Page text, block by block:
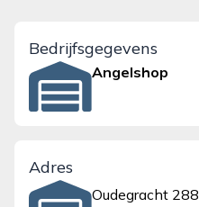
Bedrijfsgegevens
Angelshop
Adres
Oudegracht 288